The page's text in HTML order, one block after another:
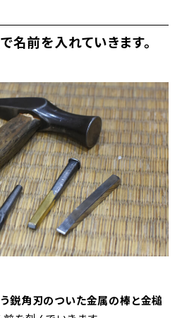
名前を入れていきます。
う鋭角刃のついた金属の棒と金槌